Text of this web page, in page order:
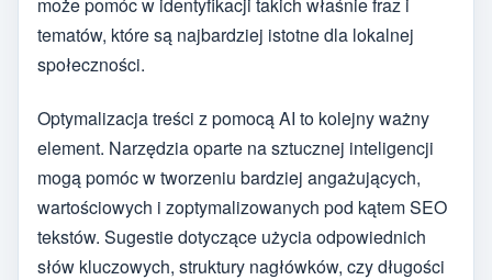
może pomóc w identyfikacji takich właśnie fraz i
tematów, które są najbardziej istotne dla lokalnej
społeczności.
Optymalizacja treści z pomocą AI to kolejny ważny
element. Narzędzia oparte na sztucznej inteligencji
mogą pomóc w tworzeniu bardziej angażujących,
wartościowych i zoptymalizowanych pod kątem SEO
tekstów. Sugestie dotyczące użycia odpowiednich
słów kluczowych, struktury nagłówków, czy długości